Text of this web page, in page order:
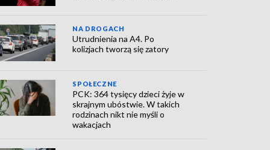
NA DROGACH
Utrudnienia na A4. Po
kolizjach tworzą się zatory
SPOŁECZNE
PCK: 364 tysięcy dzieci żyje w
skrajnym ubóstwie. W takich
rodzinach nikt nie myśli o
wakacjach